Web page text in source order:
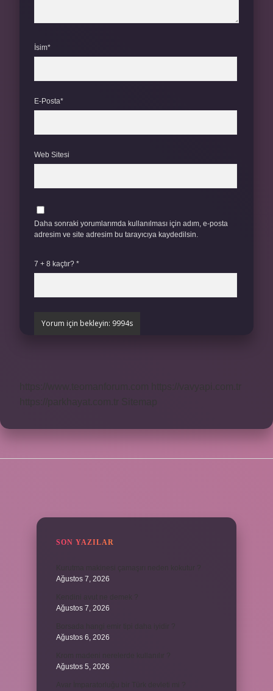
İsim*
E-Posta*
Web Sitesi
Daha sonraki yorumlarımda kullanılması için adım, e-posta
adresim ve site adresim bu tarayıcıya kaydedilsin.
7 + 8 kaçtır? *
SON YAZILAR
Ağustos 7, 2026
Ağustos 7, 2026
Ağustos 6, 2026
Ağustos 5, 2026